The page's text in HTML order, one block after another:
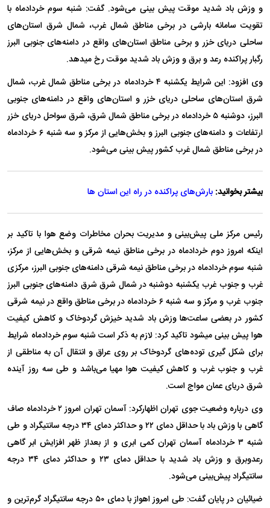
و وزش باد شدید موقت پیش بینی می‌شود. گفت: شنبه سوم خردادماه با
تقویت سامانه بارشی در برخی مناطق شمال غرب، شمال شرق استان‌های
ساحلی دریای خزر و برخی مناطق استان‌های واقع در دامنه‌های جنوبی البرز
رگبار پراکنده رعد و برق و وزش باد شدید موقت رخ میدهد.
وی افزود: این شرایط یکشنبه ۴ خردادماه در برخی مناطق شمال غرب، شمال
شرق استان‌های ساحلی دریای خزر و استان‌های واقع در دامنه‌های جنوبی
البرز، دوشنبه ۵ خردادماه در برخی مناطق شمال شرق، شرق سواحل دریای خزر
ارتفاعات و دامنه‌های جنوبی البرز و بخش‌هایی از مرکز و سه شنبه ۶ خردادماه
در برخی مناطق شمال غرب کشور پیش بینی می‌شود.
بیشتر بخوانید: بارش‌های پراکنده در راه این استان ها
رئیس مرکز ملی پیش‌بینی و مدیریت بحران مخاطرات وضع هوا با تاکید بر
اینکه امروز دوم خردادماه در برخی مناطق نیمه شرقی و بخش‌هایی از مرکز،
شنبه سوم خردادماه در برخی مناطق نیمه شرقی دامنه‌های جنوبی البرز، مرکزی
غرب و جنوب غرب یکشنبه دوشنبه در شمال شرق شرق دامنه‌های جنوبی البرز
جنوب غرب و مرکز و سه شنبه ۶ خردادماه در برخی مناطق واقع در نیمه شرقی
کشور در بعضی ساعت‌ها وزش باد شدید خیزش گردوخاک و کاهش کیفیت
هوا پیش بینی میشود تاکید کرد: لازم به ذکر است شنبه سوم خردادماه شرایط
برای شکل گیری توده‌های گردوخاک بر روی عراق و انتقال آن به مناطقی از
غرب و جنوب غرب و کاهش کیفیت هوا مهیا می‌باشد و طی سه روز آینده
شرق دریای عمان مواج است.
وی درباره وضعیت جوی تهران اظهارکرد: آسمان تهران امروز ۲ خردادماه صاف
گاهی با وزش باد با حداقل دمای ۲۲ و حداکثر دمای ۳۴ درجه سانتیگراد و طی
شنبه ۳ خردادماه آسمان تهران کمی ابری و از بعداز ظهر افزایش ابر گاهی
رعدوبرق و وزش باد شدید با حداقل دمای ۲۳ و حداکثر دمای ۳۴ درجه
سانتیگراد پیش‌بینی می‌شود.
ضیائیان در پایان گفت: طی امروز اهواز با دمای ۵۰ درجه سانتیگراد گرم‌ترین و